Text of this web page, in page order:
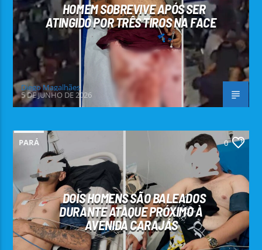
HOMEM SOBREVIVE APÓS SER
ATINGIDO POR TRÊS TIROS NA FACE
Diego Magalhães
5 DE JUNHO DE 2026
PARÁ 0
DOIS HOMENS SÃO BALEADOS
DURANTE ATAQUE PRÓXIMO À
AVENIDA CARAJÁS